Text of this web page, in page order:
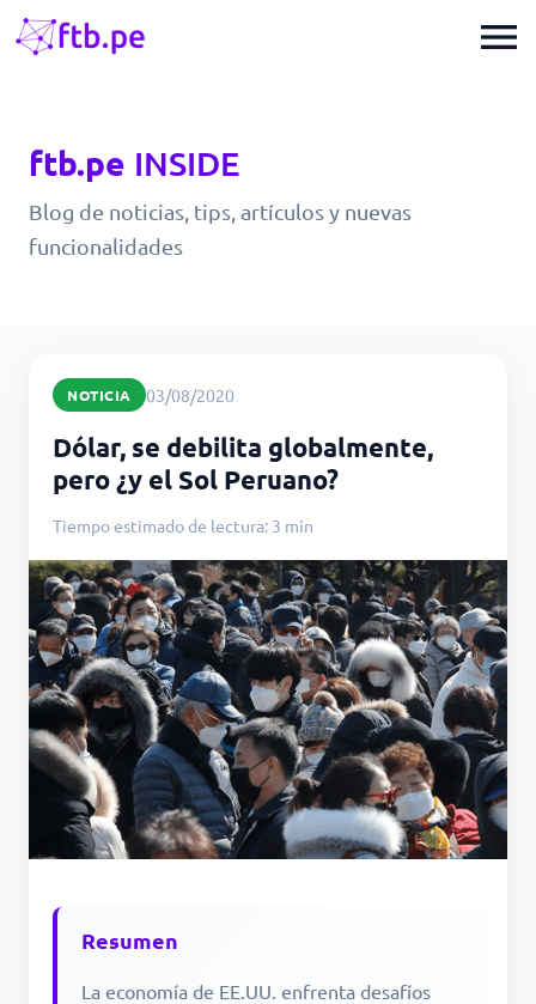
menu
ftb.pe INSIDE
Blog de noticias, tips, artículos y nuevas
funcionalidades
NOTICIA 03/08/2020
Dólar, se debilita globalmente,
pero ¿y el Sol Peruano?
Tiempo estimado de lectura: 3 min
Resumen
La economía de EE.UU. enfrenta desafíos